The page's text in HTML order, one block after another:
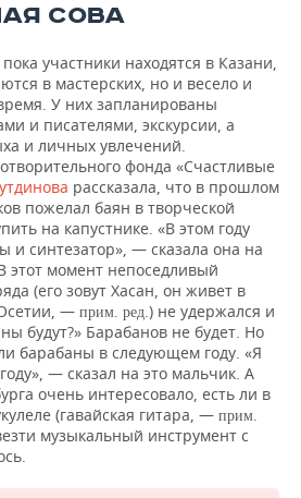
СОВА
участники находятся в Казани,
в мастерских, но и весело и
У них запланированы
и писателями, экскурсии, а
и личных увлечений.
фонда «Счастливые
рассказала, что в прошлом
пожелал баян в творческой
на капустнике. «В этом году
и синтезатор», — сказала она на
этот момент непоседливый
(его зовут Хасан, он живет в
— прим. ред.) не удержался и
будут?» Барабанов не будет. Но
барабаны в следующем году. «Я
— сказал на это мальчик. А
очень интересовало, есть ли в
(гавайская гитара, — прим.
музыкальный инструмент с